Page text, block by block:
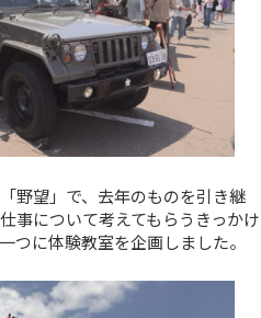
野望」で、去年のものを引き継
事について考えてもらうきっかけ
つに体験教室を企画しました。